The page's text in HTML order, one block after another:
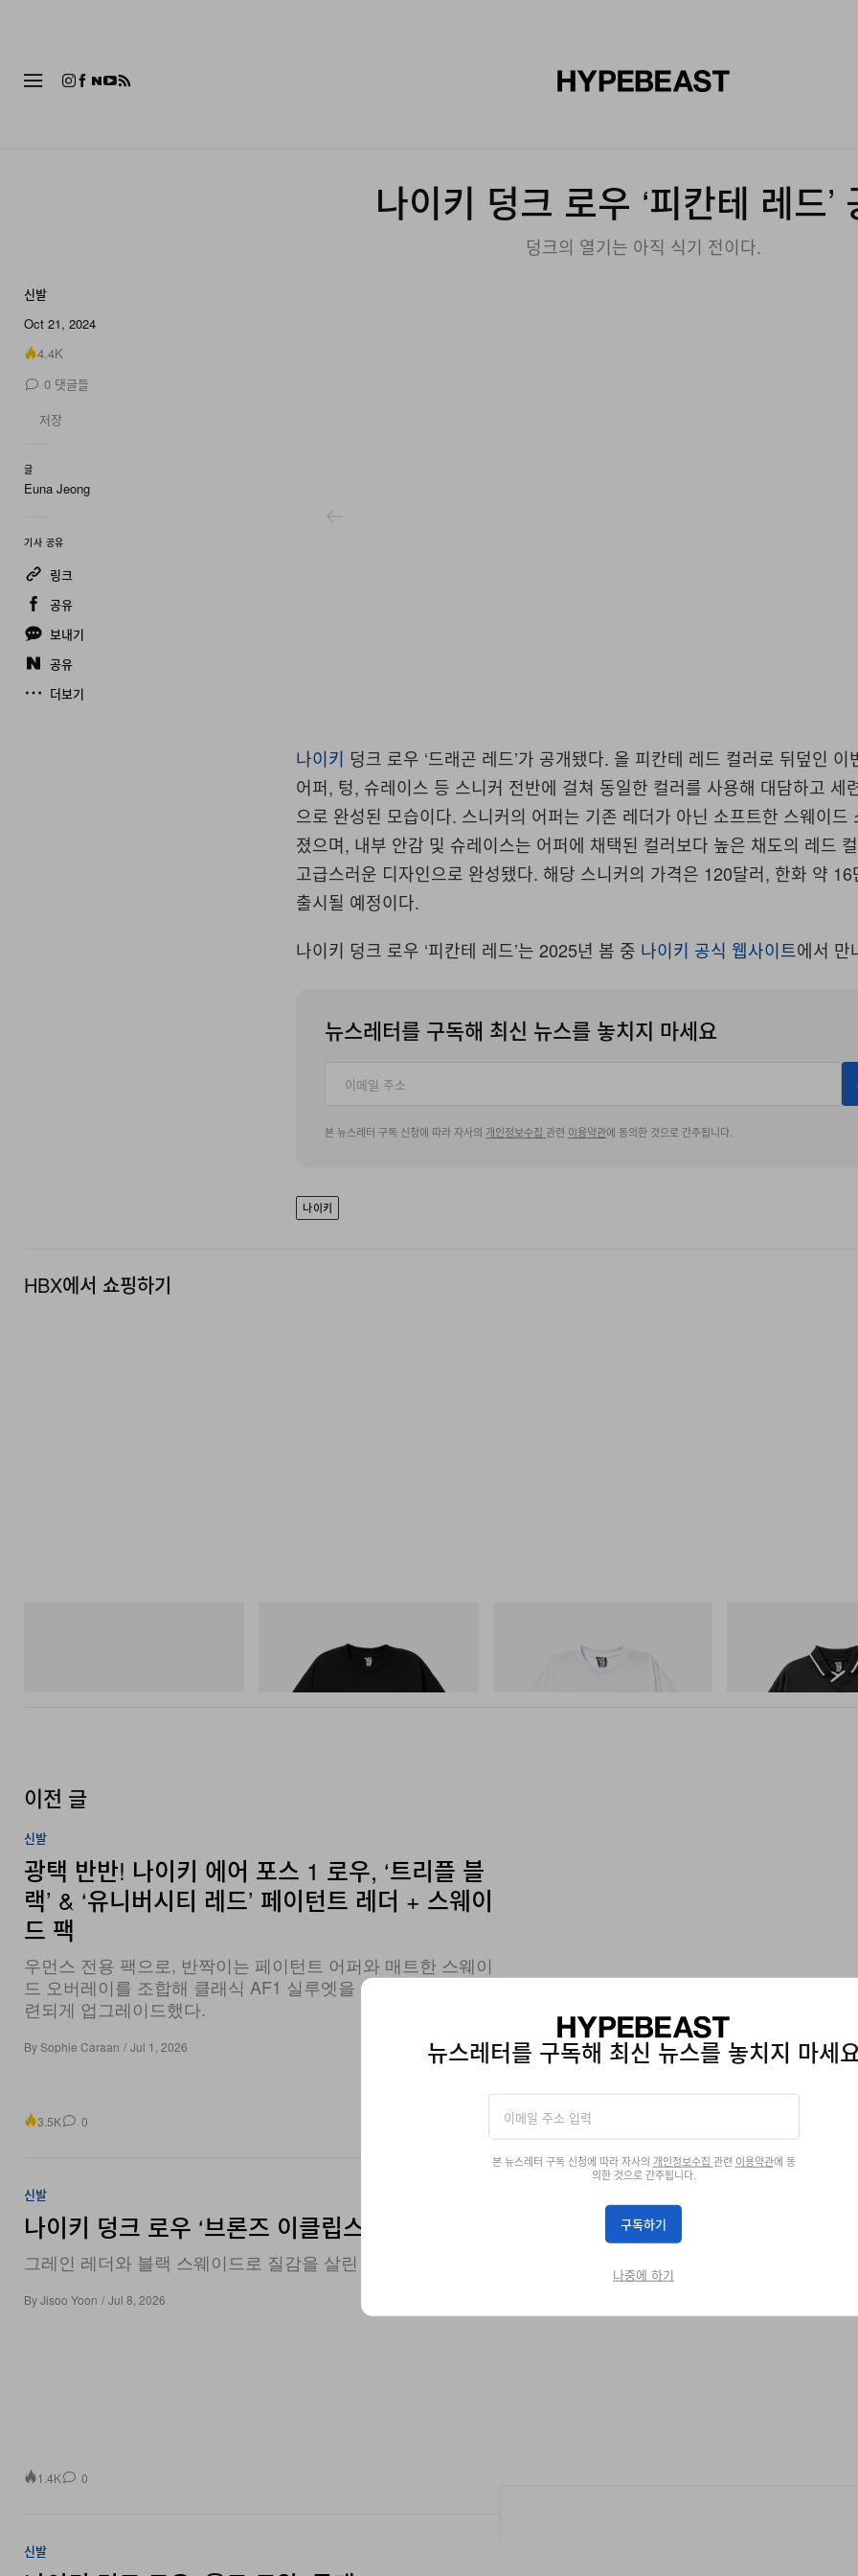
나이키 덩크 로우 ‘피칸테 레드’
덩크의 열기는 아직 식기 전이다.
신발
Oct 21, 2024
4.4K
0 댓글들
저장
글
Euna Jeong
기사 공유
링크
공유
보내기
공유
더보기
나이키 덩크 로우 ‘드래곤 레드’가 공개됐다. 올 피칸테 레드 컬러로 뒤덮인 이
어퍼, 텅, 슈레이스 등 스니커 전반에 걸쳐 동일한 컬러를 사용해 대담하고 세
으로 완성된 모습이다. 스니커의 어퍼는 기존 레더가 아닌 소프트한 스웨이드
졌으며, 내부 안감 및 슈레이스는 어퍼에 채택된 컬러보다 높은 채도의 레드
고급스러운 디자인으로 완성됐다. 해당 스니커의 가격은 120달러, 한화 약
출시될 예정이다.
나이키 덩크 로우 ‘피칸테 레드’는 2025년 봄 중 나이키 공식 웹사이트에서 만
뉴스레터를 구독해 최신 뉴스를 놓치지 마세요
본 뉴스레터 구독 신청에 따라 자사의 개인정보수집관련 이용약관에 동의한 것으로 간주됩니다.
나이키
HBX에서 쇼핑하기
BILLIONAIRE BOYS CLUB X INITIAL D
COTTON T-SHIRT #1
쇼핑하기
이전 글
신발
광택 반반! 나이키 에어 포스 1 로우, ‘트리플 블
랙’ & ‘유니버시티 레드’ 페이턴트 레더 + 스웨이
드 팩
우먼스 전용 팩으로, 반짝이는 페이턴트 어퍼와 매트한 스웨이
드 오버레이를 조합해 클래식 AF1 실루엣을 한층 날카롭고 세
련되게 업그레이드했다.
BySophie Caraan / Jul 1, 2026
3.5K 0
신발
나이키 덩크 로우 ‘브론즈 이클립스’ 공개
그레인 레더와 블랙 스웨이드로 질감을 살린 가을 시즌 스니커.
ByJisoo Yoon / Jul 8, 2026
1.4K 0
신발
뉴스레터를 구독해 최신 뉴스를 놓치지 마세
본 뉴스레터 구독 신청에 따라 자사의 개인정보수집 관련 이용약관에 동
의한 것으로 간주됩니다.
구독하기
나중에 하기